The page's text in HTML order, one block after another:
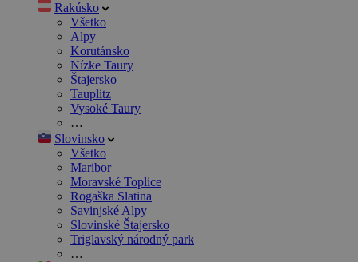
Rakúsko
Všetko
Alpy
Korutánsko
Nízke Taury
Štajersko
Tauplitz
Vysoké Taury
…
Slovinsko
Všetko
Maribor
Moravské Toplice
Rogaška Slatina
Savinjské Alpy
Slovinské Štajersko
Triglavský národný park
…